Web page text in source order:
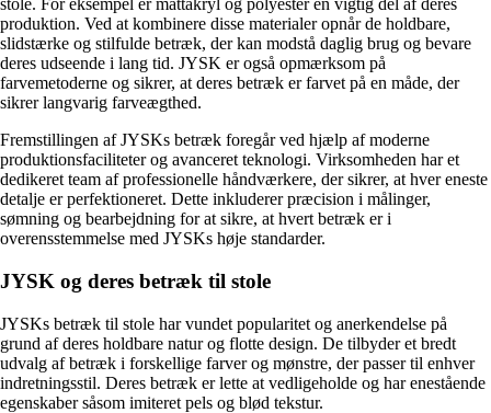
stole. For eksempel er mattakryl og polyester en vigtig del af deres
produktion. Ved at kombinere disse materialer opnår de holdbare,
slidstærke og stilfulde betræk, der kan modstå daglig brug og bevare
deres udseende i lang tid. JYSK er også opmærksom på
farvemetoderne og sikrer, at deres betræk er farvet på en måde, der
sikrer langvarig farveægthed.
Fremstillingen af JYSKs betræk foregår ved hjælp af moderne
produktionsfaciliteter og avanceret teknologi. Virksomheden har et
dedikeret team af professionelle håndværkere, der sikrer, at hver eneste
detalje er perfektioneret. Dette inkluderer præcision i målinger,
sømning og bearbejdning for at sikre, at hvert betræk er i
overensstemmelse med JYSKs høje standarder.
JYSK og deres betræk til stole
JYSKs betræk til stole har vundet popularitet og anerkendelse på
grund af deres holdbare natur og flotte design. De tilbyder et bredt
udvalg af betræk i forskellige farver og mønstre, der passer til enhver
indretningsstil. Deres betræk er lette at vedligeholde og har enestående
egenskaber såsom imiteret pels og blød tekstur.